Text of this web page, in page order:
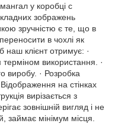
у коробці с
зображень
зручністю є те, що в
в чохлі як
наш клієнт отримує: ·
терміном використання. ·
виробу. · Розробка
на стінках
вирізається з
зовнішній вигляд і не
займає мінімум місця.